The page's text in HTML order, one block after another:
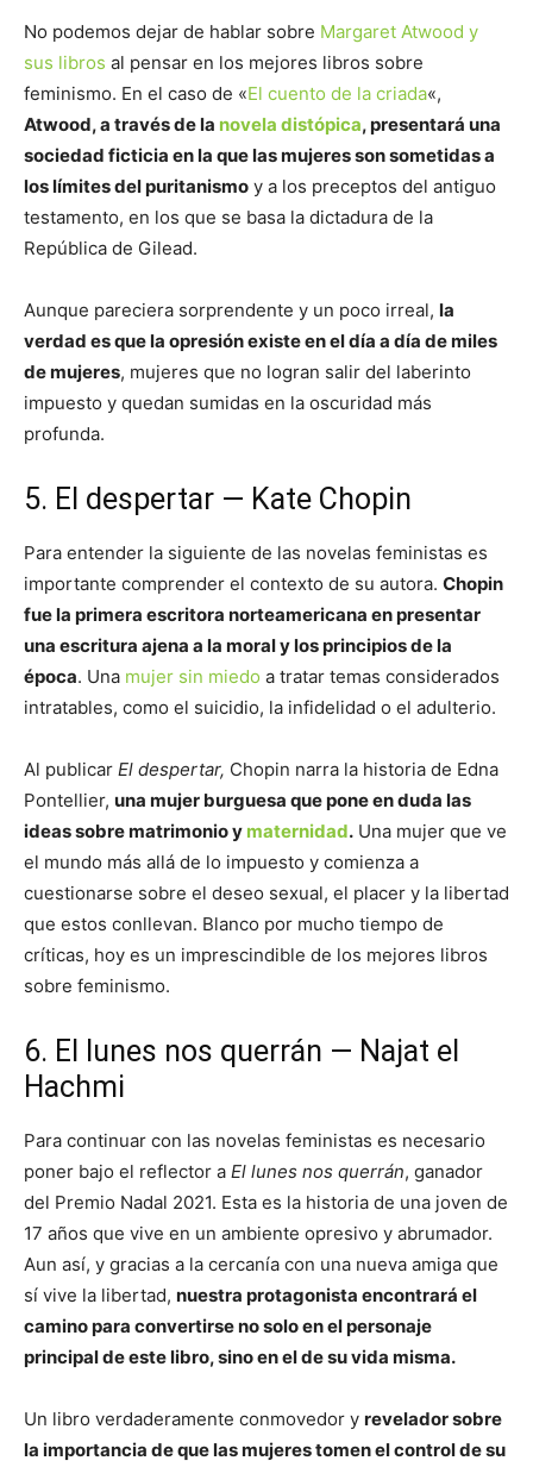
No podemos dejar de hablar sobre Margaret Atwood y
sus libros al pensar en los mejores libros sobre
feminismo. En el caso de «El cuento de la criada«,
Atwood, a través de la novela distópica, presentará una
sociedad ficticia en la que las mujeres son sometidas a
los límites del puritanismo y a los preceptos del antiguo
testamento, en los que se basa la dictadura de la
República de Gilead.
Aunque pareciera sorprendente y un poco irreal, la
verdad es que la opresión existe en el día a día de miles
de mujeres, mujeres que no logran salir del laberinto
impuesto y quedan sumidas en la oscuridad más
profunda.
5. El despertar — Kate Chopin
Para entender la siguiente de las novelas feministas es
importante comprender el contexto de su autora. Chopin
fue la primera escritora norteamericana en presentar
una escritura ajena a la moral y los principios de la
época. Una mujer sin miedo a tratar temas considerados
intratables, como el suicidio, la infidelidad o el adulterio.
Al publicar El despertar, Chopin narra la historia de Edna
Pontellier, una mujer burguesa que pone en duda las
ideas sobre matrimonio y maternidad. Una mujer que ve
el mundo más allá de lo impuesto y comienza a
cuestionarse sobre el deseo sexual, el placer y la libertad
que estos conllevan. Blanco por mucho tiempo de
críticas, hoy es un imprescindible de los mejores libros
sobre feminismo.
6. El lunes nos querrán — Najat el
Hachmi
Para continuar con las novelas feministas es necesario
poner bajo el reflector a El lunes nos querrán, ganador
del Premio Nadal 2021. Esta es la historia de una joven de
17 años que vive en un ambiente opresivo y abrumador.
Aun así, y gracias a la cercanía con una nueva amiga que
sí vive la libertad, nuestra protagonista encontrará el
camino para convertirse no solo en el personaje
principal de este libro, sino en el de su vida misma.
Un libro verdaderamente conmovedor y revelador sobre
la importancia de que las mujeres tomen el control de su